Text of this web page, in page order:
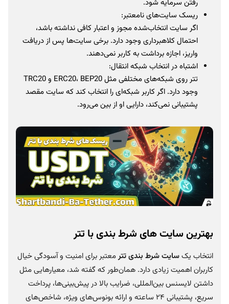
رفتن سرمایه شود.
ریسک سایت‌های نامعتبر:
اگر سایت انتخاب‌شده مجوز و اعتبار کافی نداشته باشد،
احتمال کلاهبرداری وجود دارد. برخی سایت‌ها پس از دریافت
واریز، اجازه برداشت به کاربر نمی‌دهند.
اشتباه در انتخاب شبکه انتقال:
تتر روی شبکه‌های مختلفی مثل ERC20، BEP20 و TRC20
وجود دارد. اگر کاربر شبکه‌ای را انتخاب کند که سایت مقصد
پشتیبانی نمی‌کند، دارایی او از بین می‌رود.
بهترین سایت‌ های شرط بندی با تتر
انتخاب یکسایت شرط بندی تترمعتبر برای امنیت و آسودگی خیال
کاربران اهمیت زیادی دارد. همان‌طور که گفته شد، معیارهایی مثل
داشتن لایسنس بین‌المللی، ضرایب بالا در پیش‌بینی‌ها، پرداخت
سریع، پشتیبانی ۲۴ ساعته و ارائه بونوس‌های ویژه، شاخص‌های